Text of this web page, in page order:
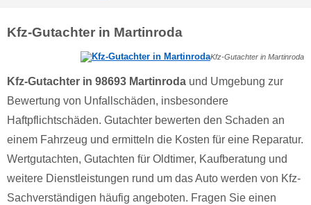
Kfz-Gutachter in Martinroda
Kfz-Gutachter in Martinroda
Kfz-Gutachter in 98693 Martinroda und Umgebung zur
Bewertung von Unfallschäden, insbesondere
Haftpflichtschäden. Gutachter bewerten den Schaden an
einem Fahrzeug und ermitteln die Kosten für eine Reparatur.
Wertgutachten, Gutachten für Oldtimer, Kaufberatung und
weitere Dienstleistungen rund um das Auto werden von Kfz-
Sachverständigen häufig angeboten. Fragen Sie einen